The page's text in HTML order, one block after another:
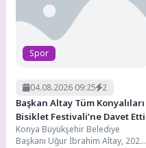
Spor
04.08.2026 09:25 2
Başkan Altay Tüm Konyalıları
Bisiklet Festivali’ne Davet Etti
Konya Büyükşehir Belediye
Başkanı Uğur İbrahim Altay, 2026